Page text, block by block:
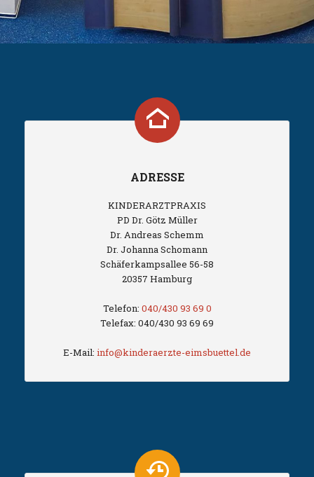
ADRESSE
KINDERARZTPRAXIS
PD Dr. Götz Müller
Dr. Andreas Schemm
Dr. Johanna Schomann
Schäferkampsallee 56-58
20357 Hamburg
Telefon: 040/430 93 69 0
Telefax: 040/430 93 69 69
E-Mail: info@kinderaerzte-eimsbuettel.de